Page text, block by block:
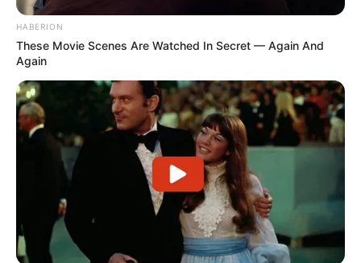
HABERION
These Movie Scenes Are Watched In Secret — Again And
Again